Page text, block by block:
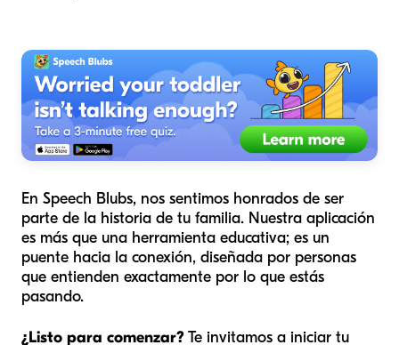
En Speech Blubs, nos sentimos honrados de ser
parte de la historia de tu familia. Nuestra aplicación
es más que una herramienta educativa; es un
puente hacia la conexión, diseñada por personas
que entienden exactamente por lo que estás
pasando.
¿Listo para comenzar?Te invitamos a iniciar tu